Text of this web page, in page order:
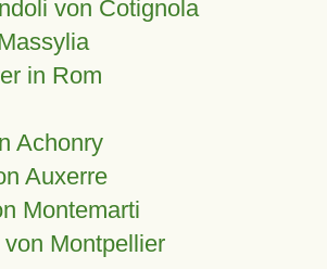
von Cotignola
in Rom
Achonry
Auxerre
Montemarti
Montpellier